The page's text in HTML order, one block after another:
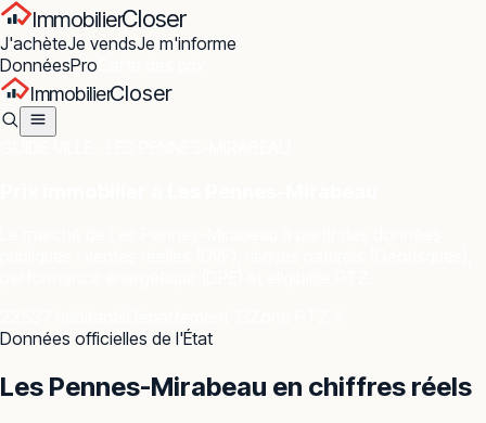
ImmobilierCloser
J'achèteJe vendsJe m'informe
DonnéesPro
ImmobilierCloser
Données officielles de l'État
Les Pennes-Mirabeau en chiffres réels